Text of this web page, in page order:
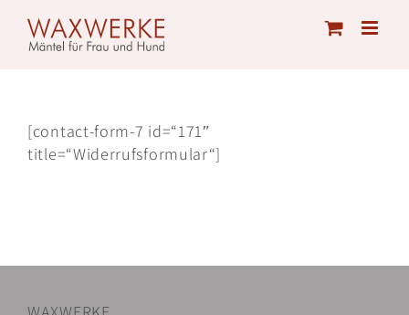
content
[contact-form-7 id=“171″
title=“Widerrufsformular“]